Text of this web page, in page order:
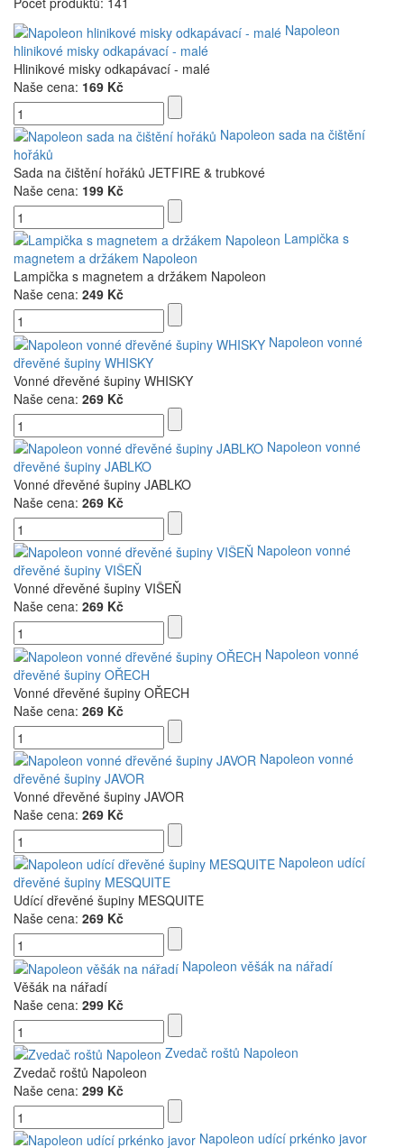
Napoleon
hlinikové misky odkapávací - malé
Hlinikové misky odkapávací - malé
Naše cena: 169 Kč
Napoleon sada na čištění
hořáků
Sada na čištění hořáků JETFIRE & trubkové
Naše cena: 199 Kč
Lampička s
magnetem a držákem Napoleon
Lampička s magnetem a držákem Napoleon
Naše cena: 249 Kč
Napoleon vonné
dřevěné šupiny WHISKY
Vonné dřevěné šupiny WHISKY
Naše cena: 269 Kč
Napoleon vonné
dřevěné šupiny JABLKO
Vonné dřevěné šupiny JABLKO
Naše cena: 269 Kč
Napoleon vonné
dřevěné šupiny VIŠEŇ
Vonné dřevěné šupiny VIŠEŇ
Naše cena: 269 Kč
Napoleon vonné
dřevěné šupiny OŘECH
Vonné dřevěné šupiny OŘECH
Naše cena: 269 Kč
Napoleon vonné
dřevěné šupiny JAVOR
Vonné dřevěné šupiny JAVOR
Naše cena: 269 Kč
Napoleon udící
dřevěné šupiny MESQUITE
Udící dřevěné šupiny MESQUITE
Naše cena: 269 Kč
Napoleon věšák na nářadí
Věšák na nářadí
Naše cena: 299 Kč
Zvedač roštů Napoleon
Zvedač roštů Napoleon
Naše cena: 299 Kč
Napoleon udící prkénko javor